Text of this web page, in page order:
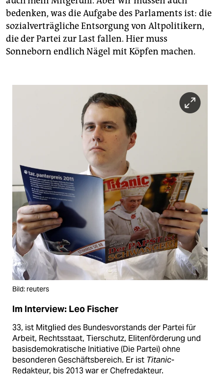
bedenken, was die Aufgabe des Parlaments ist: die
sozialverträgliche Entsorgung von Altpolitikern,
die der Partei zur Last fallen. Hier muss
Sonneborn endlich Nägel mit Köpfen machen.
Bild: reuters
Im Interview: Leo Fischer
33, ist Mitglied des Bundesvorstands der Partei für
Arbeit, Rechtsstaat, Tierschutz, Elitenförderung und
basisdemokratische Initiative (Die Partei) ohne
besonderen Geschäftsbereich. Er ist Titanic-
Redakteur, bis 2013 war er Chefredakteur.